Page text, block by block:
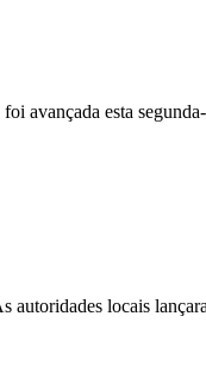
avançada esta
locais